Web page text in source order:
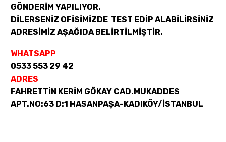
GÖNDERİM YAPILIYOR.
DİLERSENİZ OFİSİMİZDE TEST EDİP ALABİLİRSİNİZ
ADRESİMİZ AŞAĞIDA BELİRTİLMİŞTİR.
WHATSAPP
0533 553 29 42
ADRES
FAHRETTİN KERİM GÖKAY CAD.MUKADDES
APT.NO:63 D:1 HASANPAŞA-KADIKÖY/İSTANBUL